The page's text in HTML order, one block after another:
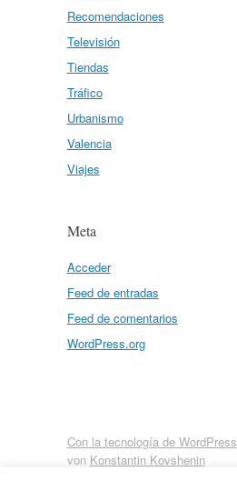
Recomendaciones
Televisión
Tiendas
Tráfico
Urbanismo
Valencia
Viajes
Meta
Acceder
Feed de entradas
Feed de comentarios
WordPress.org
Con la tecnología de WordPress
von Konstantin Kovshenin